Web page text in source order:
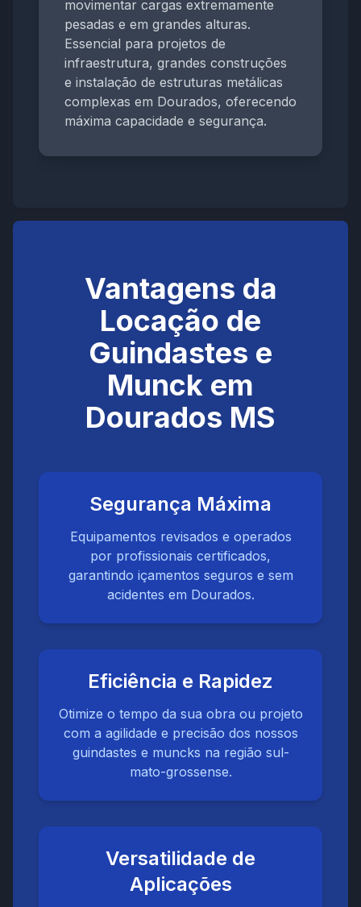
movimentar cargas extremamente
pesadas e em grandes alturas.
Essencial para projetos de
infraestrutura, grandes construções
e instalação de estruturas metálicas
complexas em Dourados, oferecendo
máxima capacidade e segurança.
Vantagens da
Locação de
Guindastes e
Munck em
Dourados MS
Segurança Máxima
Equipamentos revisados e operados
por profissionais certificados,
garantindo içamentos seguros e sem
acidentes em Dourados.
Eficiência e Rapidez
Otimize o tempo da sua obra ou projeto
com a agilidade e precisão dos nossos
guindastes e muncks na região sul-
mato-grossense.
Versatilidade de
Aplicações